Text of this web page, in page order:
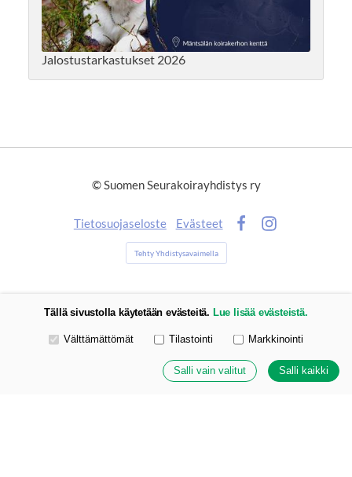
Jalostustarkastukset 2026
©Suomen Seurakoirayhdistys ry
Tietosuojaseloste
Evästeet
Tehty Yhdistysavaimella
Tällä sivustolla käytetään evästeitä. Lue lisää evästeistä.
Valitse käytettävät evästeet
Välttämättömät Tilastointi Markkinointi
Salli vain valitut Salli kaikki